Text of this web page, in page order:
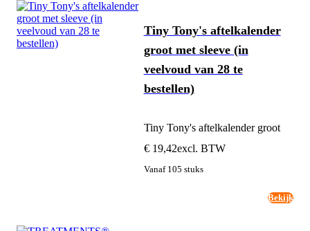
Tiny Tony's aftelkalender
groot met sleeve (in
veelvoud van 28 te
bestellen)
Tiny Tony's aftelkalender groot
€ 19,42excl. BTW
Vanaf 105 stuks
Bekijk